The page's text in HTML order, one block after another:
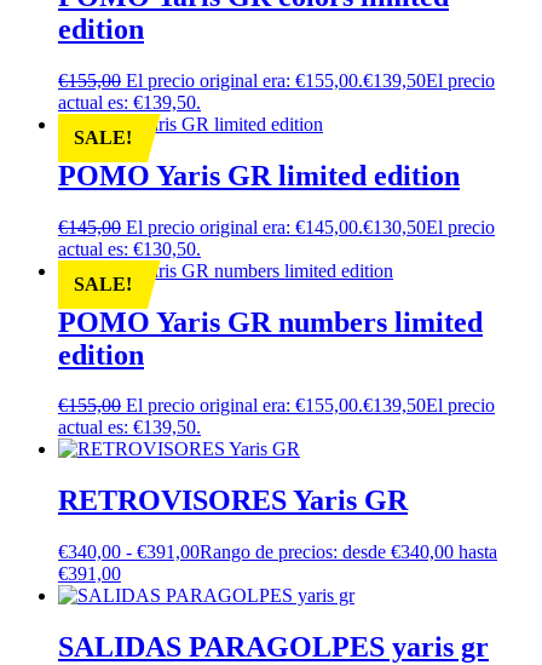
edition
€155,00 El precio original era: €155,00.€139,50El precio
actual es: €139,50.
SALE!
POMO Yaris GR limited edition
€145,00 El precio original era: €145,00.€130,50El precio
actual es: €130,50.
SALE!
POMO Yaris GR numbers limited
edition
€155,00 El precio original era: €155,00.€139,50El precio
actual es: €139,50.
RETROVISORES Yaris GR
€340,00 - €391,00Rango de precios: desde €340,00 hasta
€391,00
SALIDAS PARAGOLPES yaris gr